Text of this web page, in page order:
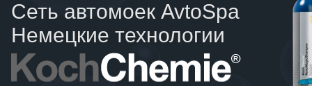
Сеть автомоек AvtoSpa
Немецкие технологии